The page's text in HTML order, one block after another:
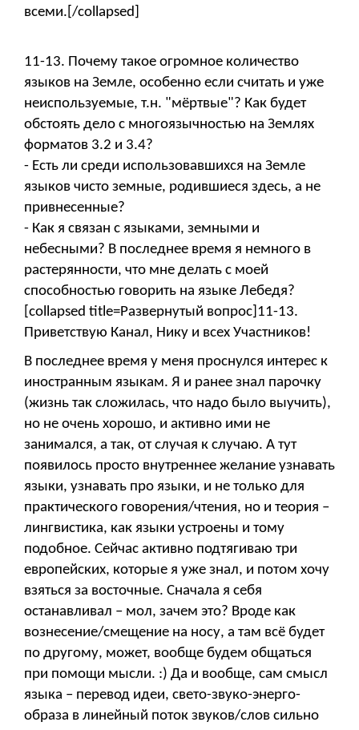
всеми.[/collapsed]
11-13. Почему такое огромное количество
языков на Земле, особенно если считать и уже
неиспользуемые, т.н. "мёртвые"? Как будет
обстоять дело с многоязычностью на Землях
форматов 3.2 и 3.4?
- Есть ли среди использовавшихся на Земле
языков чисто земные, родившиеся здесь, а не
привнесенные?
- Как я связан с языками, земными и
небесными? В последнее время я немного в
растерянности, что мне делать с моей
способностью говорить на языке Лебедя?
[collapsed title=Развернутый вопрос]11-13.
Приветствую Канал, Нику и всех Участников!
В последнее время у меня проснулся интерес к
иностранным языкам. Я и ранее знал парочку
(жизнь так сложилась, что надо было выучить),
но не очень хорошо, и активно ими не
занимался, а так, от случая к случаю. А тут
появилось просто внутреннее желание узнавать
языки, узнавать про языки, и не только для
практического говорения/чтения, но и теория –
лингвистика, как языки устроены и тому
подобное. Сейчас активно подтягиваю три
европейских, которые я уже знал, и потом хочу
взяться за восточные. Сначала я себя
останавливал – мол, зачем это? Вроде как
вознесение/смещение на носу, а там всё будет
по другому, может, вообще будем общаться
при помощи мысли. :) Да и вообще, сам смысл
языка – перевод идеи, свето-звуко-энерго-
образа в линейный поток звуков/слов сильно